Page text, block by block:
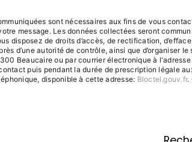
sont nécessaires aux fins de vous
message. Les données collectées seront
disposez de droits d’accès, de rectification,
d’une autorité de contrôle, ainsi que
Beaucaire ou par courrier électronique à
puis pendant la durée de prescription légale
disponible à cette adresse: Bloctel.gouv.fr.